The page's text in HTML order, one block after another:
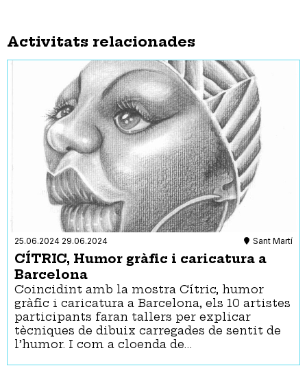
Activitats relacionades
25.06.2024 29.06.2024 Sant Martí
CÍTRIC, Humor gràfic i caricatura a
Barcelona
Coincidint amb la mostra Cítric, humor
gràfic i caricatura a Barcelona, els 10 artistes
participants faran tallers per explicar
tècniques de dibuix carregades de sentit de
l’humor. I com a cloenda de…